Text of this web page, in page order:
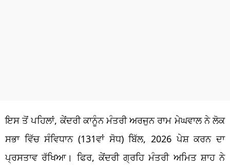
ਇਸ ਤੋਂ ਪਹਿਲਾਂ, ਕੇਂਦਰੀ ਕਾਨੂੰਨ ਮੰਤਰੀ ਅਰਜੁਨ ਰਾਮ ਮੇਘਵਾਲ ਨੇ ਲੋਕ
ਸਭਾ ਵਿੱਚ ਸੰਵਿਧਾਨ (131ਵਾਂ ਸੋਧ) ਬਿੱਲ, 2026 ਪੇਸ਼ ਕਰਨ ਦਾ
ਪ੍ਰਸਤਾਵ ਰੱਖਿਆ। ਫਿਰ, ਕੇਂਦਰੀ ਗ੍ਰਹਿ ਮੰਤਰੀ ਅਮਿਤ ਸ਼ਾਹ ਨੇ